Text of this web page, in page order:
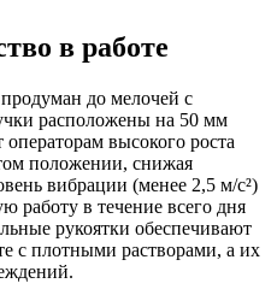
в работе
до мелочей с
расположены на 50 мм
высокого роста
положении, снижая
вибрации (менее 2,5 м/с²)
работу в течение всего дня
рукоятки обеспечивают
с плотными растворами, а их